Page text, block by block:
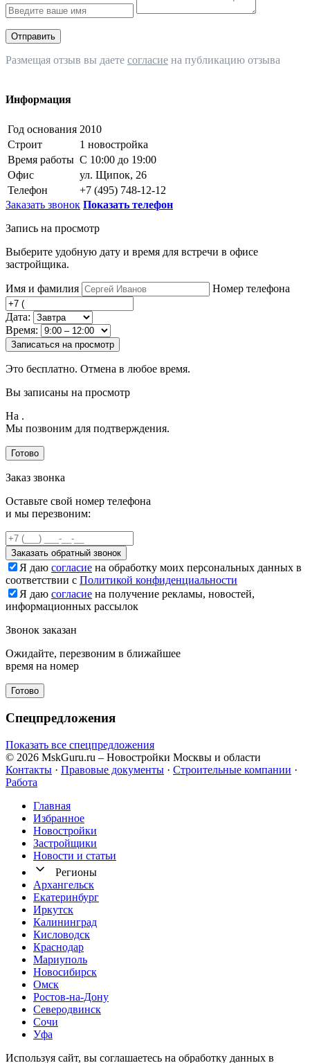
Отправить
Размещая отзыв вы даете согласие на публикацию отзыва
Информация
Год основания 2010
Строит
1 новостройка
Время работы С 10:00 до 19:00
Офис
ул. Щипок, 26
Телефон
+7 (495) 748-12-12
Заказать звонок Показать телефон
Запись на просмотр
Выберите удобную дату и время для встречи в офисе
застройщика.
Имя и фамилия Номер телефона
Дата:
Время:
Записаться на просмотр
Это бесплатно. Отмена в любое время.
Вы записаны на просмотр
На .
Мы позвоним для подтверждения.
Готово
Заказ звонка
Оставьте свой номер телефона
и мы перезвоним:
Заказать обратный звонок
Я даю согласие на обработку моих персональных данных в
соответствии с Политикой конфиденциальности
Я даю согласие на получение рекламы, новостей,
информационных рассылок
Звонок заказан
Ожидайте, перезвоним в ближайшее
время на номер
Готово
Спецпредложения
Показать все спецпредложения
© 2026 MskGuru.ru – Новостройки Москвы и области
Контакты · Правовые документы · Строительные компании ·
Работа
Главная
Избранное
Новостр ойки
Застройщики
Новости и статьи
Регионы
Архангельск
Екатеринбург
Иркутск
Калининград
Кисловодск
Краснодар
Мариуполь
Новосибирск
Омск
Ростов-на-Дону
Северодвинск
Сочи
Уфа
Используя сайт, вы соглашаетесь на обработку данных в